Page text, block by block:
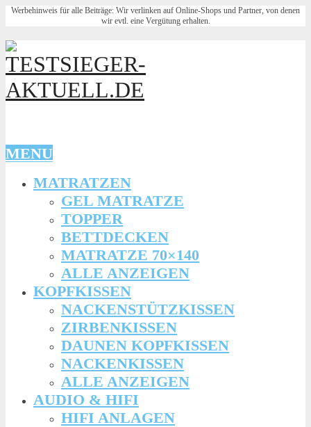
Werbehinweis für alle Beiträge: Wir verlinken auf Online-Shops und Partner, von denen
wir evtl. eine Vergütung erhalten.
MENU
MATRATZEN
GEL MATRATZE
TOPPER
BETTDECKEN
MATRATZE 70×140
ALLE ANZEIGEN
KOPFKISSEN
NACKENSTÜTZKISSEN
ZIRBENKISSEN
DAUNEN KOPFKISSEN
NACKENKISSEN
ALLE ANZEIGEN
AUDIO & HIFI
HIFI ANLAGEN